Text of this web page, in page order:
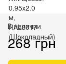
В наличии
268 грн